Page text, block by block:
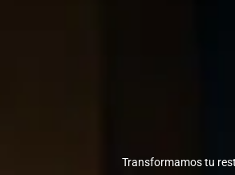
Transformamos tu